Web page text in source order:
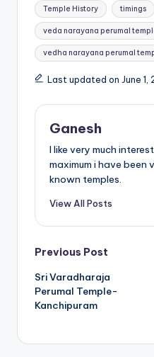
Temple History timings
veda narayana perumal
vedha narayana perumal
Last updated on June 1,
Ganesh
I like very much
maximum i have been
known temples.
View All Posts
Post
navigation
Previous Post
Sri Varadharaja
Perumal Temple-
Kanchipuram